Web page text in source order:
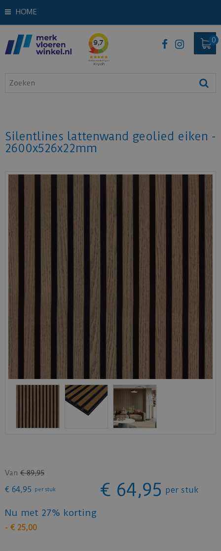
HOME
Silentlines lattenwand geolied eiken -
2600x526x22mm
Van € 89,95
€ 64,95 per stuk € 64,95 per stuk
Nu met 27% korting
- € 25,00